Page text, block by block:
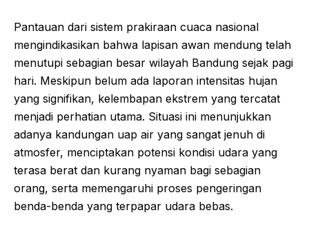
Pantauan dari sistem prakiraan cuaca nasional
mengindikasikan bahwa lapisan awan mendung telah
menutupi sebagian besar wilayah Bandung sejak pagi
hari. Meskipun belum ada laporan intensitas hujan
yang signifikan, kelembapan ekstrem yang tercatat
menjadi perhatian utama. Situasi ini menunjukkan
adanya kandungan uap air yang sangat jenuh di
atmosfer, menciptakan potensi kondisi udara yang
terasa berat dan kurang nyaman bagi sebagian
orang, serta memengaruhi proses pengeringan
benda-benda yang terpapar udara bebas.